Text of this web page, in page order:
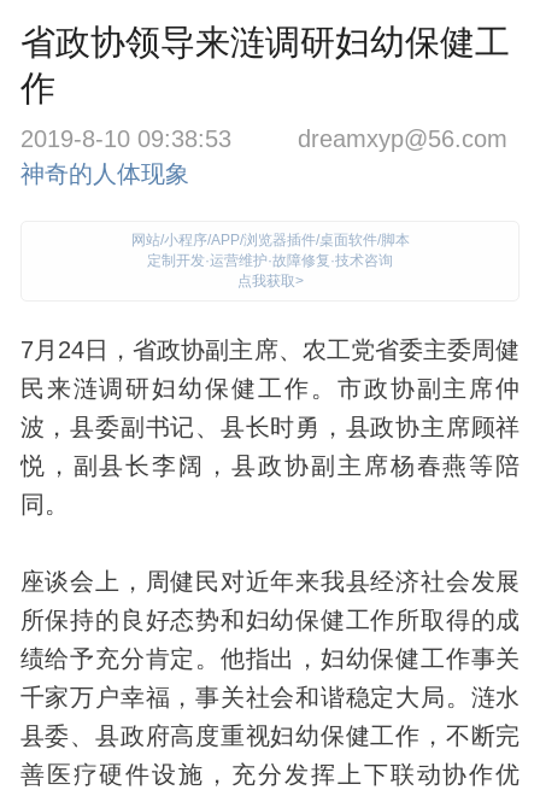
省政协领导来涟调研妇幼保健工
作
2019-8-10 09:38:53
dreamxyp@56.com
神奇的人体现象
网站/小程序/APP/浏览器插件/桌面软件/脚本
定制开发·运营维护·故障修复·技术咨询
点我获取>
7月24日，省政协副主席、农工党省委主委周健
民来涟调研妇幼保健工作。市政协副主席仲
波，县委副书记、县长时勇，县政协主席顾祥
悦，副县长李阔，县政协副主席杨春燕等陪
同。
座谈会上，周健民对近年来我县经济社会发展
所保持的良好态势和妇幼保健工作所取得的成
绩给予充分肯定。他指出，妇幼保健工作事关
千家万户幸福，事关社会和谐稳定大局。涟水
县委、县政府高度重视妇幼保健工作，不断完
善医疗硬件设施，充分发挥上下联动协作优